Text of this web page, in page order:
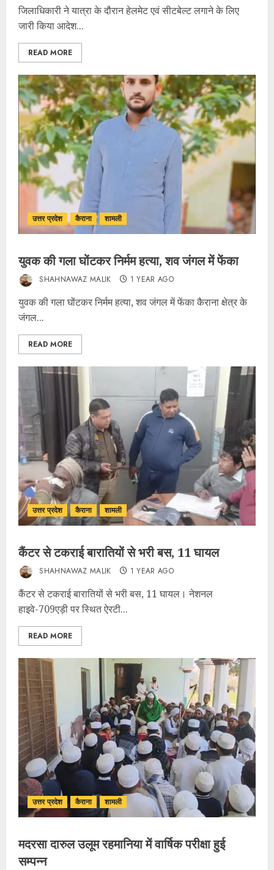
जिलाधिकारी ने यात्रा के दौरान हेलमेट एवं सीटबेल्ट लगाने के लिए
जारी किया आदेश...
READ MORE
उत्तर प्रदेश कैराना शामली
युवक की गला घोंटकर निर्मम हत्या, शव जंगल में फेंका
SHAHNAWAZ MALIK 1 YEAR AGO
युवक की गला घोंटकर निर्मम हत्या, शव जंगल में फेंका कैराना क्षेत्र के
जंगल...
READ MORE
उत्तर प्रदेश कैराना शामली
कैंटर से टकराई बारातियों से भरी बस, 11 घायल
SHAHNAWAZ MALIK 1 YEAR AGO
कैंटर से टकराई बारातियों से भरी बस, 11 घायल। नेशनल
हाइवे-709एड़ी पर स्थित ऐरटी...
READ MORE
उत्तर प्रदेश कैराना शामली
मदरसा दारुल उलूम रहमानिया में वार्षिक परीक्षा हुई
सम्पन्न